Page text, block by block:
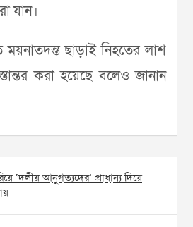
যান।
ময়নাতদন্ত ছাড়াই নিহতের লাশ
করা হয়েছে বলেও জানান
‘দলীয় আনুগত্যদের’ প্রাধান্য দিয়ে